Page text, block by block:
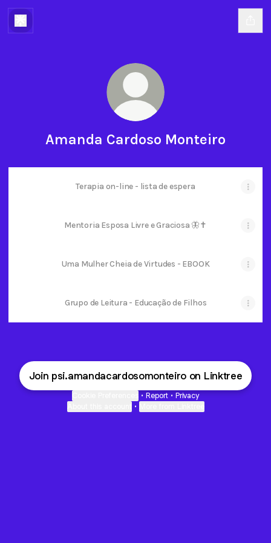
Amanda Cardoso Monteiro
Terapia on-line - lista de espera
Mentoria Esposa Livre e Graciosa 🦋✝️
Uma Mulher Cheia de Virtudes - EBOOK
Grupo de Leitura - Educação de Filhos
Join psi.amandacardosomonteiro on Linktree
• Report • Privacy
•